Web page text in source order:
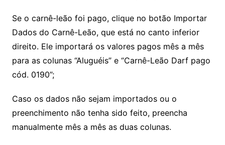
Se o carnê-leão foi pago, clique no botão Importar
Dados do Carnê-Leão, que está no canto inferior
direito. Ele importará os valores pagos mês a mês
para as colunas “Aluguéis” e “Carnê-Leão Darf pago
cód. 0190”;
Caso os dados não sejam importados ou o
preenchimento não tenha sido feito, preencha
manualmente mês a mês as duas colunas.